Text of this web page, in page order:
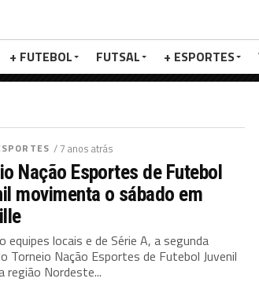
+ FUTEBOL FUTSAL + ESPORTES
/ 7 anos atrás
Nação Esportes de Futebol
movimenta o sábado em
equipes locais e de Série A, a segunda
Torneio Nação Esportes de Futebol Juvenil
região Nordeste...